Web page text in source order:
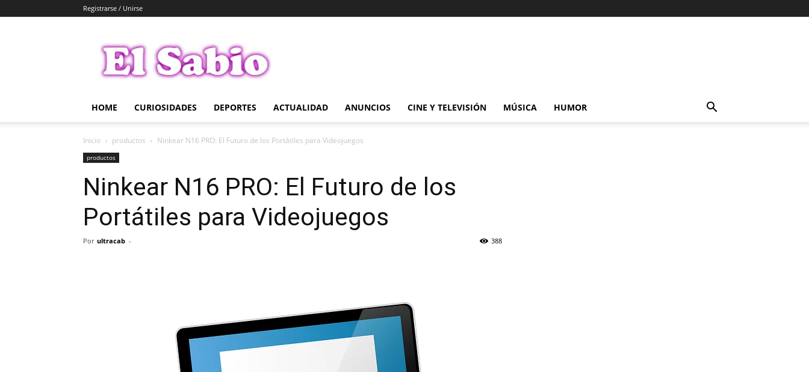
Registrarse / Unirse
Sabio
HOME CURIOSIDADES DEPORTES ACTUALIDAD ANUNCIOS CINE Y TELEVISIÓN MÚSICA HUMOR
Inicio productos Ninkear N16 PRO: El Futuro de los Portátiles para Videojuegos
productos
Ninkear N16 PRO: El Futuro de los
Portátiles para Videojuegos
Por ultracab - 388